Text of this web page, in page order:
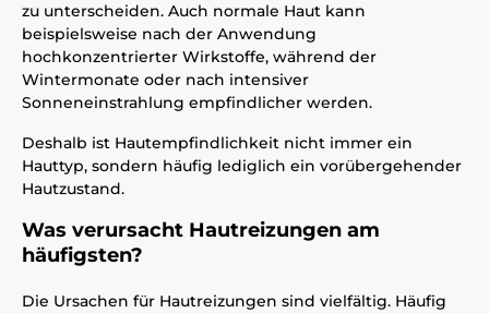
zu unterscheiden. Auch normale Haut kann
beispielsweise nach der Anwendung
hochkonzentrierter Wirkstoffe, während der
Wintermonate oder nach intensiver
Sonneneinstrahlung empfindlicher werden.
Deshalb ist Hautempfindlichkeit nicht immer ein
Hauttyp, sondern häufig lediglich ein vorübergehender
Hautzustand.
Was verursacht Hautreizungen am
häufigsten?
Die Ursachen für Hautreizungen sind vielfältig. Häufig